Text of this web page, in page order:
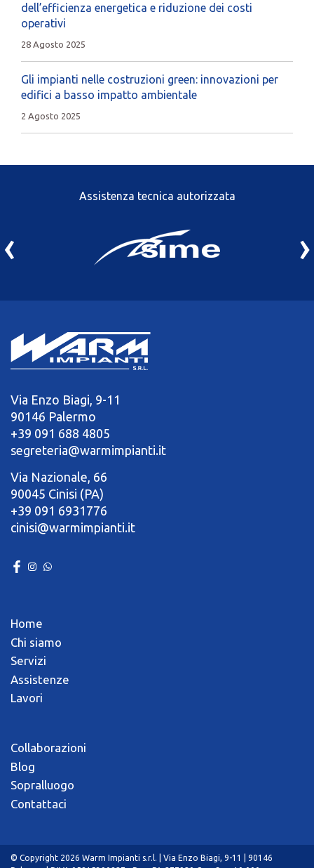
dell’efficienza energetica e riduzione dei costi
operativi
28 Agosto 2025
Gli impianti nelle costruzioni green: innovazioni per
edifici a basso impatto ambientale
2 Agosto 2025
Assistenza tecnica autorizzata
‹ ›
Via Enzo Biagi, 9-11
90146 Palermo
+39 091 688 4805
segreteria@warmimpianti.it
Via Nazionale, 66
90045 Cinisi (PA)
+39 091 6931776
cinisi@warmimpianti.it
Home
Chi siamo
Servizi
Assistenze
Lavori
Collaborazioni
Blog
Sopralluogo
Contattaci
© Copyright 2026 Warm Impianti s.r.l. | Via Enzo Biagi, 9-11 | 90146